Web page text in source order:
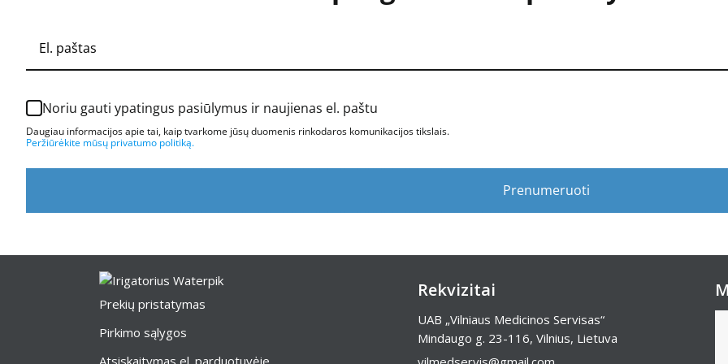
Noriu gauti ypatingus pasiūlymus ir naujienas el. paštu
Daugiau informacijos apie tai, kaip tvarkome jūsų duomenis rinkodaros komunikacijos tikslais.
Peržiūrėkite mūsų privatumo politiką.
Prenumeruoti
Prekių pristatymas
Pirkimo sąlygos
Atsiskaitymas el. parduotuvėje
Rekvizitai
UAB „Vilniaus Medicinos Servisas“
Mindaugo g. 23-116, Vilnius, Lietuva